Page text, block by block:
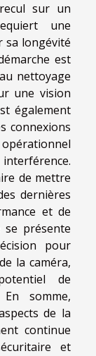
sur un
une
sa longévité
est
nettoyage
une vision
également
connexions
de mettre
dernières
et de
se présente
pour
la caméra,
de
somme,
de la
continue
et